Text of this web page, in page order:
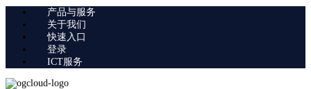
产品与服务
关于我们
快速入口
登录
ICT服务